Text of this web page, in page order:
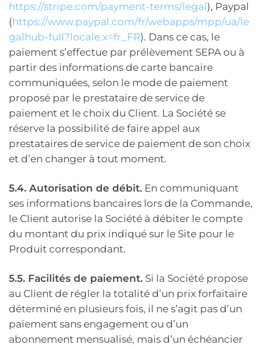
https://stripe.com/payment-terms/legal), Paypal
(https://www.paypal.com/fr/webapps/mpp/ua/le
galhub-full?locale.x=fr_FR). Dans ce cas, le
paiement s’effectue par prélèvement SEPA ou à
partir des informations de carte bancaire
communiquées, selon le mode de paiement
proposé par le prestataire de service de
paiement et le choix du Client. La Société se
réserve la possibilité de faire appel aux
prestataires de service de paiement de son choix
et d’en changer à tout moment.
5.4. Autorisation de débit. En communiquant
ses informations bancaires lors de la Commande,
le Client autorise la Société à débiter le compte
du montant du prix indiqué sur le Site pour le
Produit correspondant.
5.5. Facilités de paiement. Si la Société propose
au Client de régler la totalité d’un prix forfaitaire
déterminé en plusieurs fois, il ne s’agit pas d’un
paiement sans engagement ou d’un
abonnement mensualisé, mais d’un échéancier